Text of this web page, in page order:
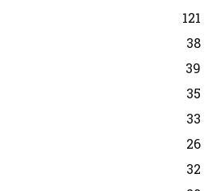
121
38
39
35
33
26
32